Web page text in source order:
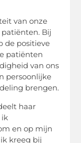
van onze
Bij
de positieve
patiënten
van ons
persoonlijke
brengen.
haar
ik
en op mijn
kreeg bij